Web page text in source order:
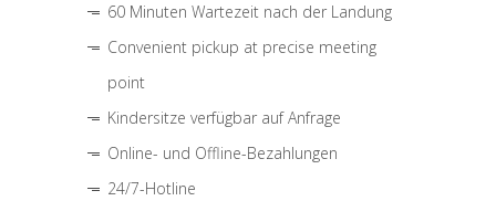
60 Minuten Wartezeit nach der Landung
Convenient pickup at precise meeting
point
Kindersitze verfügbar auf Anfrage
Online- und Offline-Bezahlungen
24/7-Hotline